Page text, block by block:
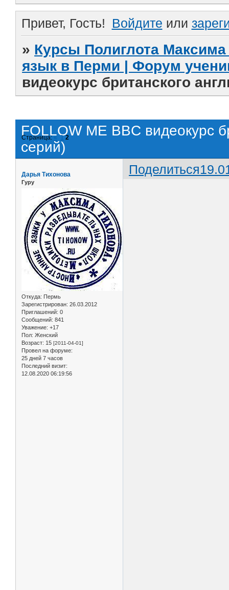
Привет, Гость! Войдите или
» Курсы Полиглота
язык в Перми | Форум
видеокурс британского
FOLLOW ME BBC видеокурс
серий)
Страница:« 1 2
Поделиться
Дарья Тихонова
Гуру
Откуда: Пермь
Зарегистрирован: 26.03.2012
Приглашений: 0
Сообщений: 841
Уважение: +17
Пол: Женский
Возраст: 15 [2011-04-01]
Провел на форуме:
25 дней 7 часов
Последний визит:
12.08.2020 06:19:56